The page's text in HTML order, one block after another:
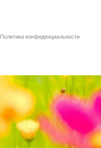
Политика конфиденциальности